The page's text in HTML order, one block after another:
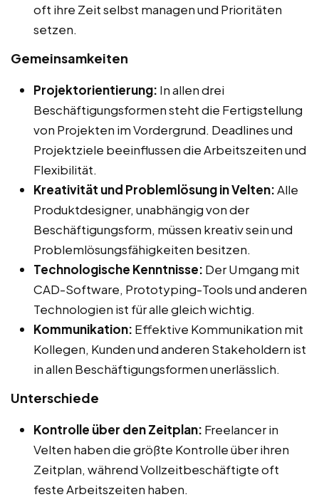
oft ihre Zeit selbst managen und Prioritäten
setzen.
Gemeinsamkeiten
Projektorientierung: In allen drei
Beschäftigungsformen steht die Fertigstellung
von Projekten im Vordergrund. Deadlines und
Projektziele beeinflussen die Arbeitszeiten und
Flexibilität.
Kreativität und Problemlösung in Velten:Alle
Produktdesigner, unabhängig von der
Beschäftigungsform, müssen kreativ sein und
Problemlösungsfähigkeiten besitzen.
Technologische Kenntnisse: Der Umgang mit
CAD-Software, Prototyping-Tools und anderen
Technologien ist für alle gleich wichtig.
Kommunikation: Effektive Kommunikation mit
Kollegen, Kunden und anderen Stakeholdern ist
in allen Beschäftigungsformen unerlässlich.
Unterschiede
Kontrolle über den Zeitplan: Freelancer in
Velten haben die größte Kontrolle über ihren
Zeitplan, während Vollzeitbeschäftigte oft
feste Arbeitszeiten haben.